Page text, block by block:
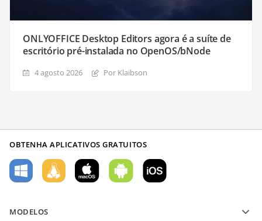
ONLYOFFICE Desktop Editors agora é a suíte de
escritório pré-instalada no OpenOS/bNode
4 agosto 2026 Por Klaibson
OBTENHA APLICATIVOS GRATUITOS
MODELOS